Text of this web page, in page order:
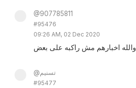
@907785811
#95476
09:26 AM, 02 Dec 2020
والله اخبارهم مش راكبه على بعض
@تسنيم
#95477